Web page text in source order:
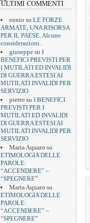
ULTIMI COMMENTI
ennio su LE FORZE
ARMATE, UNA RISORSA
PER IL PAESE. Alcune
considerazioni.
giuseppe su I
BENEFICI PREVISTI PER
I MUTILATI ED INVALIDI
DI GUERRA ESTESI AI
MUTILATI INVALIDI PER
SERVIZIO
pietro su I BENEFICI
PREVISTI PER I
MUTILATI ED INVALIDI
DI GUERRA ESTESI AI
MUTILATI INVALIDI PER
SERVIZIO
Maria Aquaro su
ETIMOLOGIA DELLE
PAROLE:
“ACCENDERE” –
“SPEGNERE”
Maria Aquaro su
ETIMOLOGIA DELLE
PAROLE:
“ACCENDERE” –
“SPEGNERE”